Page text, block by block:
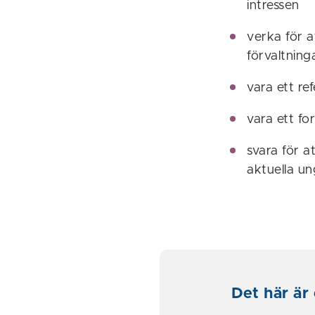
intressen
verka för
vara ett
vara ett
svara för
aktuella
Det här